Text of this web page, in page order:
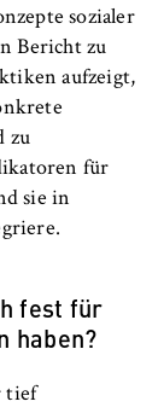
sozialer
Bericht zu
aufzeigt,
zu
für
sie in
fest für
haben?
tief